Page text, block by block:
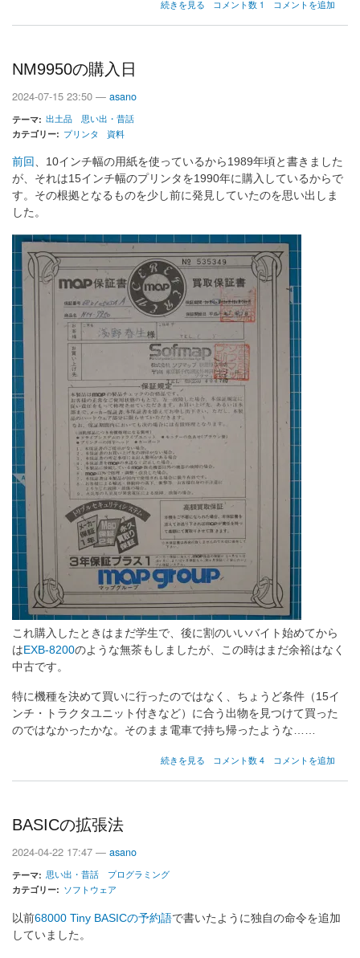
Transputer
続きを見る コメント数 1 コメントを追加
NM9950の購入日
2024-07-15 23:50 — asano
テーマ 出土品
思い出・昔話
カテゴリー
プリンタ 資料
前回 、10インチ幅の用紙を使っているから1989年頃と書きました
が、それは15インチ幅のプリンタを1990年に購入しているからで
す。その根拠となるものを少し前に発見していたのを思い出しま
した。
これ購入したときはまだ学生で、後に割のいいバイト始めてから
は EXB-8200のような無茶もしましたが、この時はまだ余裕はなく
中古です。
特に機種を決めて買いに行ったのではなく、ちょうど条件（15イ
ンチ・トラクタユニット付きなど）に合う出物を見つけて買った
のではなかったかな。そのまま電車で持ち帰ったような……
NM9950
続きを見る コメント数 4 コメントを追加
BASICの拡張法
2024-04-22 17:47 — asano
テーマ 思い出・昔話
プログラミング
カテゴリー
ソフトウェア
以前68000 Tiny BASICの予約語で書いたように独自の命令を追加
していました。